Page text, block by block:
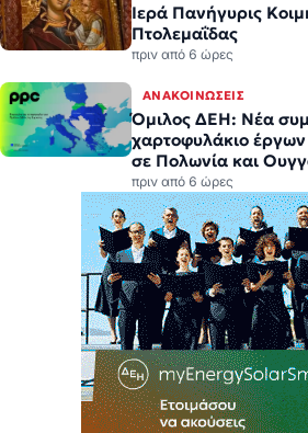
Ιερά Πανήγυρις
Πτολεμαΐδας
πριν από 6 ώρες
ΑΝΑΚΟΙΝΏΣΕΙΣ
Όμιλος ΔΕΗ: Νέα
χαρτοφυλάκιο
σε Πολωνία και
πριν από 6 ώρες